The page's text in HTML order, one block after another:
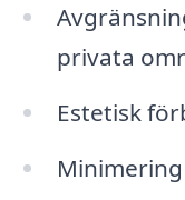
privata
Estetisk